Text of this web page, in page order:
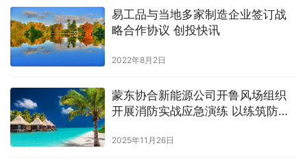
易工品与当地多家制造企业签订战
略合作协议 创投快讯
2022年8月2日
蒙东协合新能源公司开鲁风场组织
开展消防实战应急演练 以练筑防保
2025年11月26日